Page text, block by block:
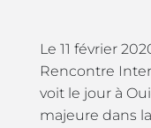
Le 11 février
Rencontre
voit le jour à
majeure dans